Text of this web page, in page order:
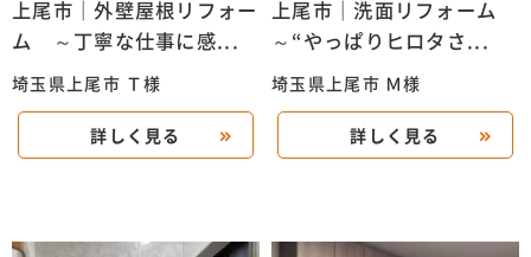
上尾市｜外壁屋根リフォー
ム ～丁寧な仕事に感...
埼玉県上尾市 Ｔ様
詳しく見る
上尾市｜洗面リフォーム
～“やっぱりヒロタさ...
埼玉県上尾市 Ｍ様
詳しく見る